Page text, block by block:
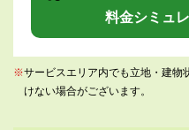
料金シミュ
※サービスエリア内でも立地・建物
けない場合がございます。